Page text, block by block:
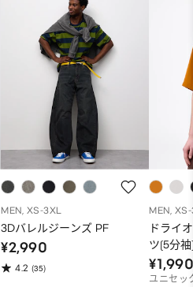
MEN, XS-3XL
3Dバレルジーンズ PF
¥2,990
4.2 (35)
MEN,
ドライ
ツ(5分
ユニセッ